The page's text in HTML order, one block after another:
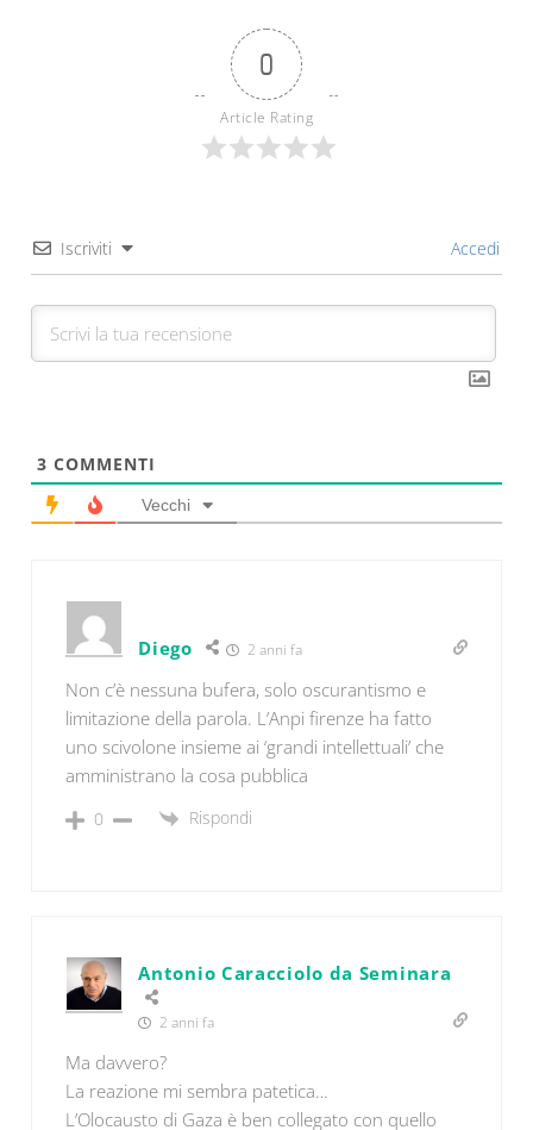
0
Article Rating
Iscriviti Accedi
3 COMMENTI
Vecchi
Diego 2 anni fa
Non c’è nessuna bufera, solo oscurantismo e
limitazione della parola. L’Anpi firenze ha fatto
uno scivolone insieme ai ‘grandi intellettuali’ che
amministrano la cosa pubblica
0 Rispondi
Antonio Caracciolo da Seminara
2 anni fa
Ma davvero?
La reazione mi sembra patetica…
L’Olocausto di Gaza è ben collegato con quello